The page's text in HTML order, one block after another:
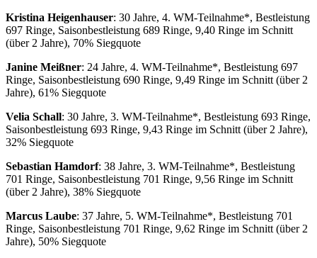
Kristina Heigenhauser: 30 Jahre, 4. WM-Teilnahme*, Bestleistung
697 Ringe, Saisonbestleistung 689 Ringe, 9,40 Ringe im Schnitt
(über 2 Jahre), 70% Siegquote
Janine Meißner: 24 Jahre, 4. WM-Teilnahme*, Bestleistung 697
Ringe, Saisonbestleistung 690 Ringe, 9,49 Ringe im Schnitt (über 2
Jahre), 61% Siegquote
Velia Schall: 30 Jahre, 3. WM-Teilnahme*, Bestleistung 693 Ringe,
Saisonbestleistung 693 Ringe, 9,43 Ringe im Schnitt (über 2 Jahre),
32% Siegquote
Sebastian Hamdorf: 38 Jahre, 3. WM-Teilnahme*, Bestleistung
701 Ringe, Saisonbestleistung 701 Ringe, 9,56 Ringe im Schnitt
(über 2 Jahre), 38% Siegquote
Marcus Laube: 37 Jahre, 5. WM-Teilnahme*, Bestleistung 701
Ringe, Saisonbestleistung 701 Ringe, 9,62 Ringe im Schnitt (über 2
Jahre), 50% Siegquote